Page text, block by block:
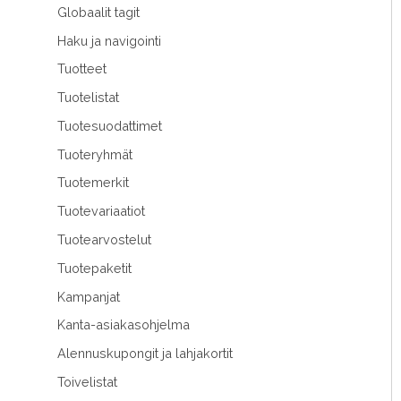
Globaalit tagit
Haku ja navigointi
Tuotteet
Tuotelistat
Tuotesuodattimet
Tuoteryhmät
Tuotemerkit
Tuotevariaatiot
Tuotearvostelut
Tuotepaketit
Kampanjat
Kanta-asiakasohjelma
Alennuskupongit ja lahjakortit
Toivelistat